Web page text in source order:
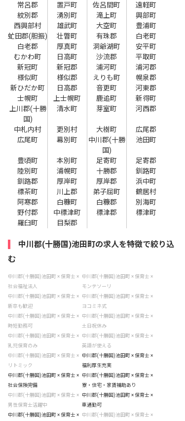
常呂郡
置戸町 佐呂間町
遠軽町
紋別郡
湧別町 滝上町
興部町
西興部村
雄武町 大空町
豊浦町
虻田郡(胆振)
壮瞥町 有珠郡
白老町
白老郡
厚真町 洞爺湖町
安平町
むかわ町
日高町 沙流郡
平取町
新冠町
新冠郡 浦河町
浦河郡
様似町
様似郡 えりも町
幌泉郡
新ひだか町
日高郡 音更町
河東郡
士幌町
上士幌町 鹿追町
新得町
上川郡(十勝
国)
清水町 芽室町 河西郡
中札内村 更別村 大樹町
広尾郡
広尾町
幕別町
中川郡(十勝
国)
池田町
豊頃町 本別町 足寄町
足寄郡
陸別町
浦幌町 十勝郡
釧路町
釧路郡
厚岸町 厚岸郡
浜中町
標茶町
川上郡 弟子屈町
鶴居村
阿寒郡
白糠町 白糠郡
別海町
野付郡
中標津町 標津郡
標津町
羅臼町
目梨郡
中川郡(十勝国)池田町の求人を特徴で絞り込
む
中川郡(十勝国)池田町 × 保育士 ×
社会福祉法人
中川郡(十勝国)池田町 × 保育士 ×
モンテソーリ
中川郡(十勝国)池田町 × 保育士 ×
新卒も歓迎
中川郡(十勝国)池田町 × 保育士 ×
ヨコミネ式
中川郡(十勝国)池田町 × 保育士 ×
時短勤務可
中川郡(十勝国)池田町 × 保育士 ×
土日祝休み
中川郡(十勝国)池田町 × 保育士 ×
乳児保育のみ
中川郡(十勝国)池田町 × 保育士 ×
英語が使える
中川郡(十勝国)池田町 × 保育士 ×
リトミック
中川郡(十勝国)池田町 × 保育士 ×
福利厚生充実
中川郡(十勝国)池田町 × 保育士 ×
社会保険完備
中川郡(十勝国)池田町 × 保育士 ×
寮・住宅・家賃補助あり
中川郡(十勝国)池田町 × 保育士 ×
男性保育士活躍中
中川郡(十勝国)池田町 × 保育士 ×
車通勤可
中川郡(十勝国)池田町 × 保育士 ×
中川郡(十勝国)池田町 × 保育士 ×